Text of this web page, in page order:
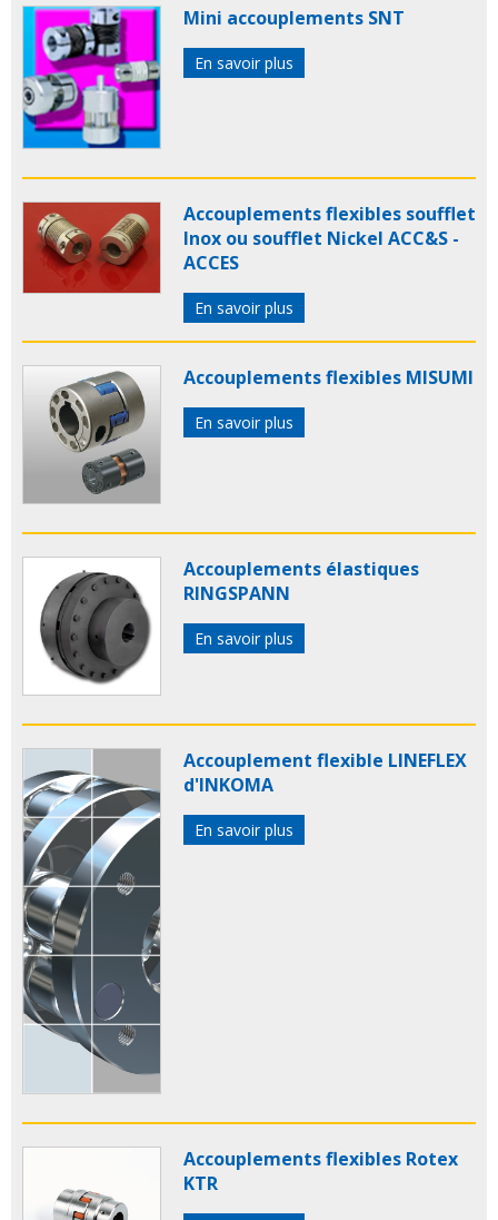
Mini accouplements SNT
En savoir plus
Accouplements flexibles soufflet
Inox ou soufflet Nickel ACC&S -
ACCES
En savoir plus
Accouplements flexibles MISUMI
En savoir plus
Accouplements élastiques
RINGSPANN
En savoir plus
Accouplement flexible LINEFLEX
d'INKOMA
En savoir plus
Accouplements flexibles Rotex
KTR